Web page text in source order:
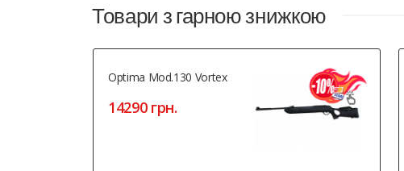
Товари з гарною знижкою
Optima Mod.130 Vortex
14290 грн.